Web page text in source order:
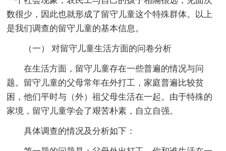
数很少，因此也就形成了留守儿童这个特殊群体。以上
是我们调查的留守儿童的基本信息。
（一） 对留守儿童生活方面的问卷分析
在生活方面，留守儿童存在一些普遍的情况与问
题。留守儿童的父母常年在外打工，家庭普遍比较贫
困，他们平时与（外）祖父母生活在一起。由于特殊的
家境，留守儿童学会了艰苦朴素，自立自强。
具体调查的情况及分析如下：